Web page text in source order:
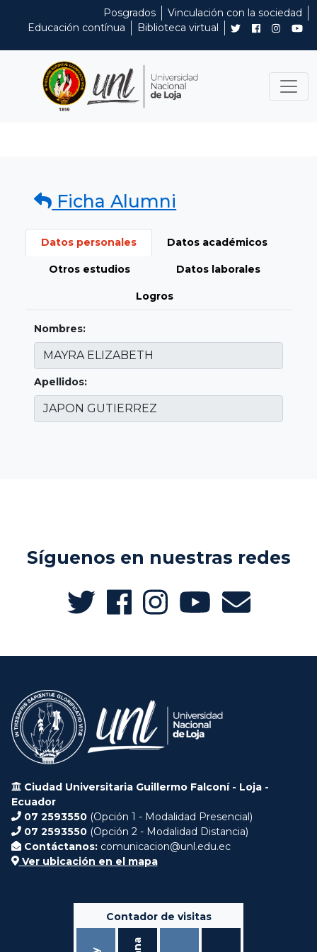
Posgrados
Vinculación con la sociedad
Educación contínua
Biblioteca virtual
Ficha Alumni
Datos personales Datos académicos
Otros estudios Datos laborales
Logros
Nombres:
Apellidos:
Síguenos en nuestras redes
Ciudad Universitaria Guillermo Falconí - Loja -
Ecuador
07 2593550 (Opción 1 - Modalidad Presencial)
07 2593550 (Opción 2 - Modalidad Distancia)
Contáctanos: comunicacion@unl.edu.ec
Ver ubicación en el mapa
Contador de visitas